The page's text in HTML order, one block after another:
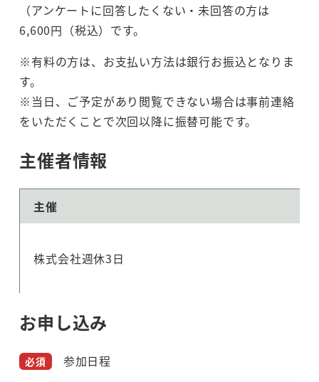
（アンケートに回答したくない・未回答の方は
6,600円（税込）です。
※有料の方は、お支払い方法は銀行お振込となりま
す。
※当日、ご予定があり閲覧できない場合は事前連絡
をいただくことで次回以降に振替可能です。
主催者情報
主催
株式会社週休3日
お申し込み
参加日程